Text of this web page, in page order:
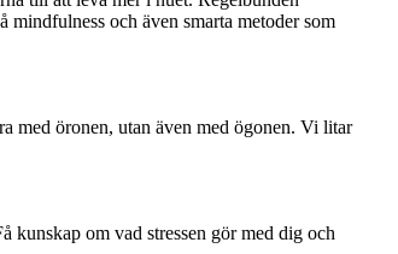
och även smarta metoder som
med öronen, utan även med ögonen. Vi litar
kunskap om vad stressen gör med dig och